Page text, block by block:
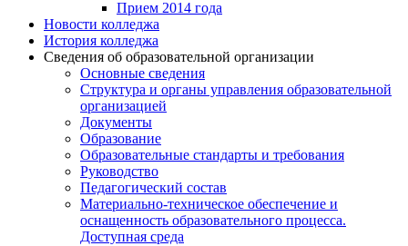
Прием 2014 года
Новости колледжа
История колледжа
Сведения об образовательной организации
Основные сведения
Структура и органы управления образовательной
организацией
Документы
Образование
Образовательные стандарты и требования
Руководство
Педагогический состав
Материально-техническое обеспечение и
оснащенность образовательного процесса.
Доступная среда